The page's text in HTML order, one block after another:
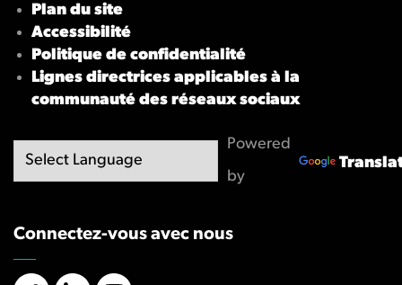
Plan du site
Accessibilité
Politique de confidentialité
Lignes directrices applicables à la
communauté des réseaux sociaux
Powered
by
Connectez-vous avec nous